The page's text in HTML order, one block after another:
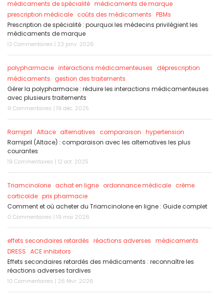
médicaments de spécialité médicaments de marque
prescription médicale coûts des médicaments PBMs
Prescription de spécialité : pourquoi les médecins privilégient les
médicaments de marque
12 Commentaires | 23 janv. 2026
polypharmacie interactions médicamenteuses
déprescription
médicaments
gestion des traitements
Gérer la polypharmacie : réduire les interactions médicamenteuses
avec plusieurs traitements
9 Commentaires | 19 déc. 2025
Ramipril Altace alternatives comparaison hypertension
Ramipril (Altace) : comparaison avec les alternatives les plus
courantes
19 Commentaires | 12 oct. 2025
Triamcinolone achat en ligne ordonnance médicale crème
corticoïde prix pharmacie
Comment et où acheter du Triamcinolone en ligne : Guide complet
0 Commentaires | 19 mai 2026
effets secondaires retardés réactions adverses médicaments
DRESS ACE inhibitors
Effets secondaires retardés des médicaments : reconnaître les
réactions adverses tardives
10 Commentaires | 26 févr. 2026